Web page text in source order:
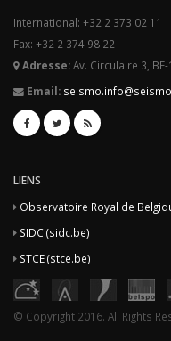
International: +32 2 373 02 11
Fax: +32 2 374 98 22
Adresse:Av. Circulaire 3,
Email:
LIENS
Observatoire Royal de
SIDC (sidc.be)
STCE (stce.be)
© Copyright 2016. All Rights